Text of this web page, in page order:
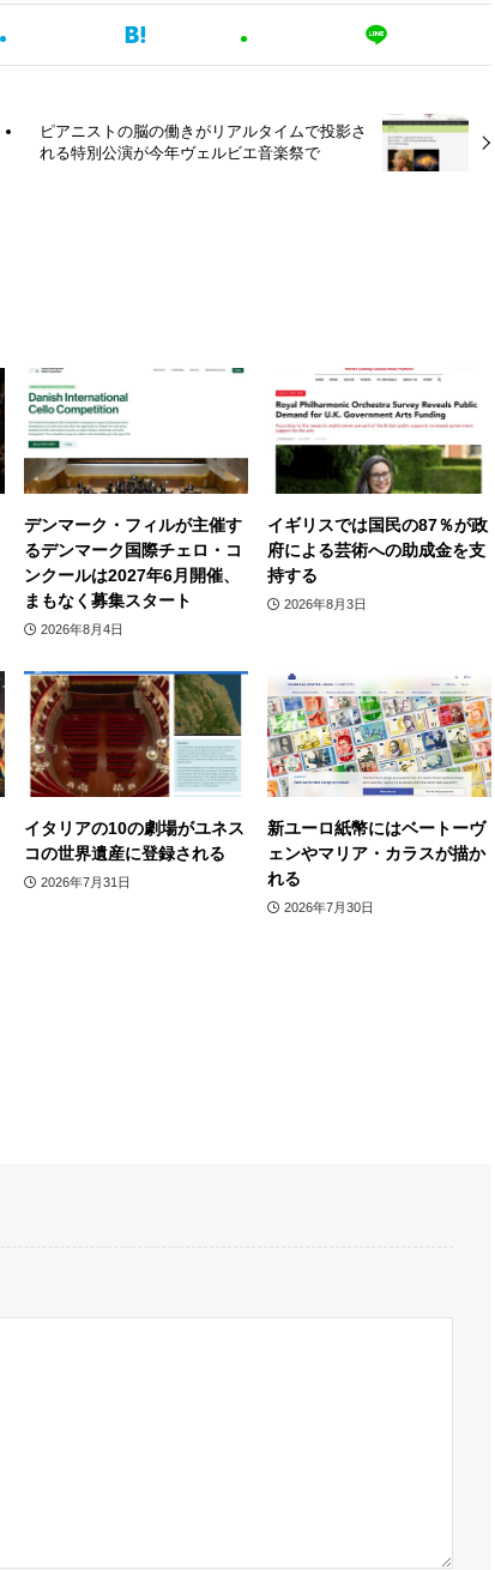
ピアニストの脳の働きがリアルタイムで投影さ
れる特別公演が今年ヴェルビエ音楽祭で
デンマーク・フィルが主催す
るデンマーク国際チェロ・コ
ンクールは2027年6月開催、
まもなく募集スタート
2026年8月4日
イギリスでは国民の87％が政
府による芸術への助成金を支
持する
2026年8月3日
イタリアの10の劇場がユネス
コの世界遺産に登録される
2026年7月31日
新ユーロ紙幣にはベートーヴ
ェンやマリア・カラスが描か
れる
2026年7月30日